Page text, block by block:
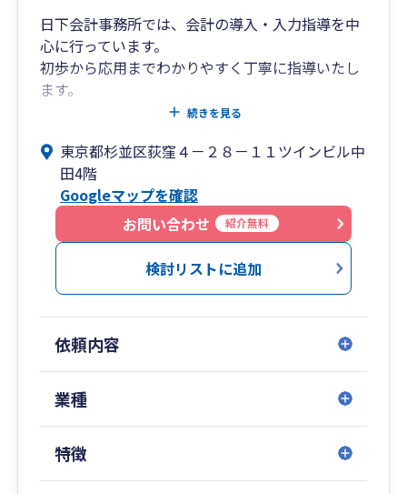
日下会計事務所では、会計の導入・入力指導を中
心に行っています。
初歩から応用までわかりやすく丁寧に指導いたし
ます。
昨今の情勢を鑑みて各種連絡ツールを利用したリ
す。
お気軽にご連絡ください。
続きを見る
東京都杉並区荻窪４－２８－１１ツインビル中
田4階
Googleマップを確認
お問い合わせ
紹介無料
検討リストに追加
依頼内容
業種
特徴